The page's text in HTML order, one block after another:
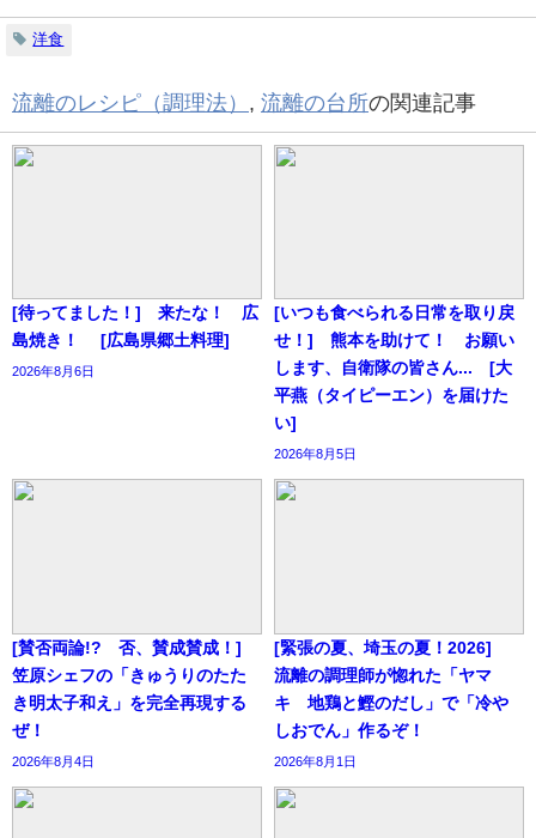
洋食
流離のレシピ（調理法） , 流離の台所の関連記事
[待ってました！] 来たな！ 広
島焼き！ [広島県郷土料理]
2026年8月6日
[いつも食べられる日常を取り戻
せ！] 熊本を助けて！ お願い
します、自衛隊の皆さん... [大
平燕（タイピーエン）を届けた
い]
2026年8月5日
[賛否両論!? 否、賛成賛成！]
笠原シェフの「きゅうりのたた
き明太子和え」を完全再現する
ぜ！
2026年8月4日
[緊張の夏、埼玉の夏！2026]
流離の調理師が惚れた「ヤマ
キ 地鶏と鰹のだし」で「冷や
しおでん」作るぞ！
2026年8月1日